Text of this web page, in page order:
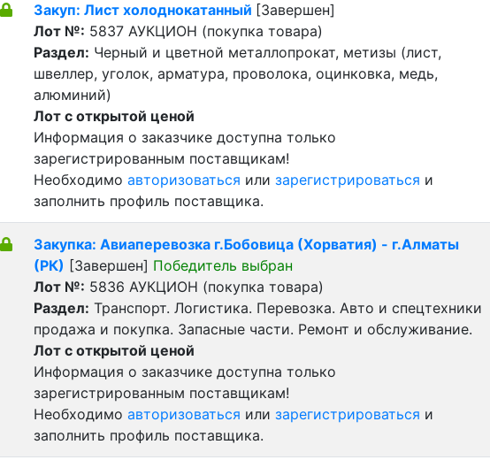
Закуп: Лист холоднокатанный [Завершен]
Лот №: 5837 АУКЦИОН (покупка товара)
Раздел: Черный и цветной металлопрокат, метизы (лист,
швеллер, уголок, арматура, проволока, оцинковка, медь,
алюминий)
Лот с открытой ценой
Информация о заказчике доступна только
зарегистрированным поставщикам!
Необходимо авторизоваться или зарегистрироваться и
заполнить профиль поставщика.
Закупка: Авиаперевозка г.Бобовица (Хорватия) - г.Алматы
(РК) [Завершен] Победитель выбран
Лот №: 5836 АУКЦИОН (покупка товара)
Раздел: Транспорт. Логистика. Перевозка. Авто и спецтехники
продажа и покупка. Запасные части. Ремонт и обслуживание.
Лот с открытой ценой
Информация о заказчике доступна только
зарегистрированным поставщикам!
Необходимо авторизоваться или зарегистрироваться и
заполнить профиль поставщика.